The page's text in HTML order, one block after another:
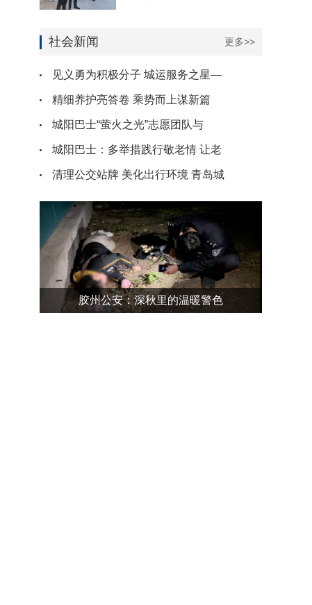
社会新闻 更多>>
见义勇为积极分子 城运服务之星—
精细养护亮答卷 乘势而上谋新篇
城阳巴士“萤火之光”志愿团队与
城阳巴士：多举措践行敬老情 让老
清理公交站牌 美化出行环境 青岛城
胶州公安：深秋里的温暖警色